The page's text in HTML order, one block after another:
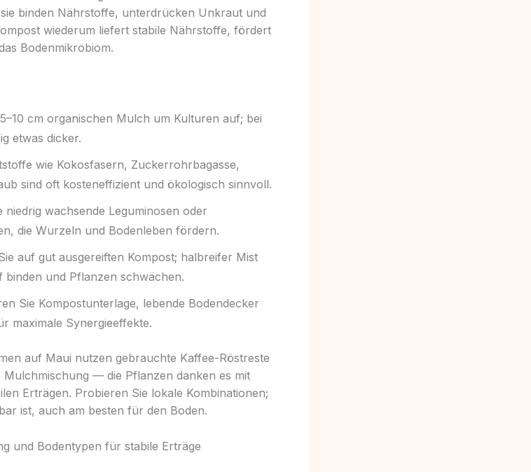
binden Nährstoffe, unterdrücken Unkraut und
wiederum liefert stabile Nährstoffe, fördert
Bodenmikrobiom.
cm organischen Mulch um Kulturen auf; bei
etwas dicker.
wie Kokosfasern, Zuckerrohrbagasse,
sind oft kosteneffizient und ökologisch sinnvoll.
niedrig wachsende Leguminosen oder
die Wurzeln und Bodenleben fördern.
auf gut ausgereiften Kompost; halbreifer Mist
und Pflanzen schwächen.
Sie Kompostunterlage, lebende Bodendecker
maximale Synergieeffekte.
auf Maui nutzen gebrauchte Kaffee-Röstreste
— die Pflanzen danken es mit
Erträgen. Probieren Sie lokale Kombinationen;
ist, auch am besten für den Boden.
und Bodentypen für stabile Erträge